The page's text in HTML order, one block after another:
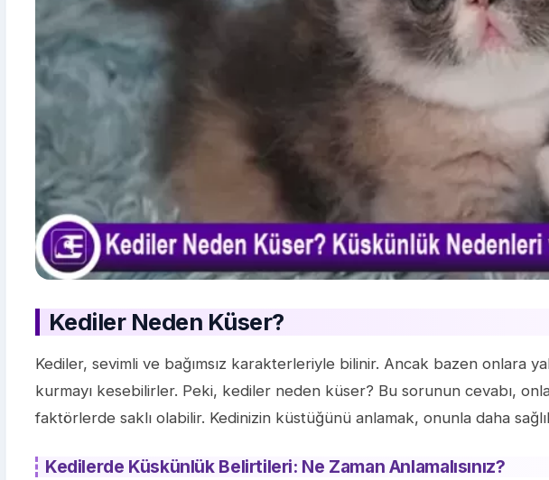
Kediler Neden Küser?
Kediler, sevimli ve bağımsız karakterleriyle bilinir. Ancak bazen onlara
kurmayı kesebilirler. Peki, kediler neden küser? Bu sorunun cevabı,
faktörlerde saklı olabilir. Kedinizin küstüğünü anlamak, onunla daha
Kedilerde Küskünlük Belirtileri: Ne Zaman Anlamalısınız?